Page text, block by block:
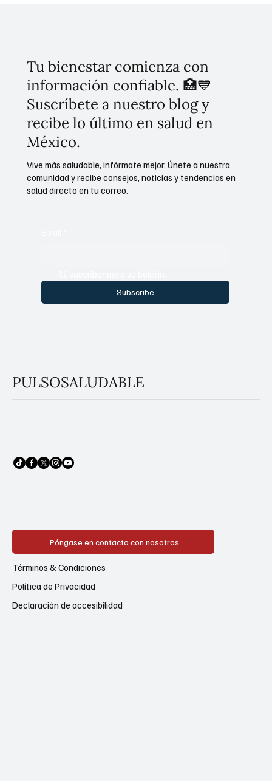
Tu bienestar comienza con
información confiable. 🏥💙
Suscríbete a nuestro blog y
recibe lo último en salud en
México.
Subscribe
Vive más saludable, infórmate mejor. Únete a nuestra
comunidad y recibe consejos, noticias y tendencias en
salud directo en tu correo.
PULSOSALUDABLE
Póngase en contacto con nosotros
Política de Privacidad
Términos & Condiciones
Declaración de accesibilidad